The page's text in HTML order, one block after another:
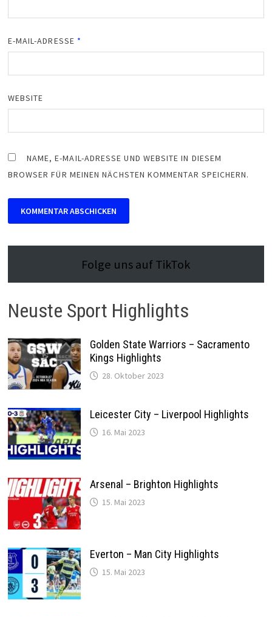
E-MAIL-ADRESSE *
WEBSITE
NAME, E-MAIL-ADRESSE UND WEBSITE IN DIESEM
BROWSER FÜR MEINEN NÄCHSTEN KOMMENTAR SPEICHERN.
Folge uns auf TikTok
Neuste Sport Highlights
Golden State Warriors – Sacramento
Kings Highlights
28. Oktober 2023
Leicester City – Liverpool Highlights
16. Mai 2023
Arsenal – Brighton Highlights
15. Mai 2023
Everton – Man City Highlights
15. Mai 2023